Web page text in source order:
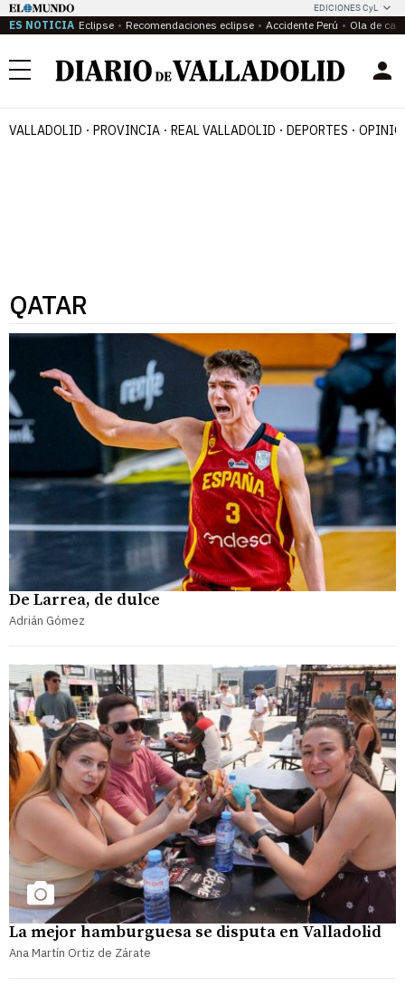
EDICIONES CyL
ES NOTICIA Eclipse Recomendaciones eclipse Accidente Perú Ola de
Menú
VALLADOLID PROVINCIA REAL VALLADOLID DEPORTES
QATAR
De Larrea, de dulce
Adrián Gómez
La mejor hamburguesa se disputa en Valladolid
Ana Martín Ortiz de Zárate